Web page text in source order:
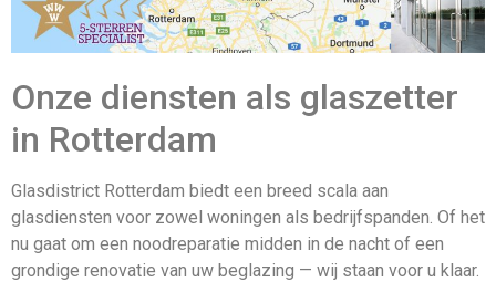
Onze diensten als glaszetter
in Rotterdam
Glasdistrict Rotterdam biedt een breed scala aan
glasdiensten voor zowel woningen als bedrijfspanden. Of het
nu gaat om een noodreparatie midden in de nacht of een
grondige renovatie van uw beglazing — wij staan voor u klaar.